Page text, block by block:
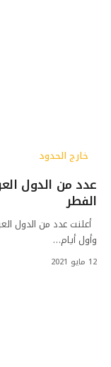
خارج الحدود
عدد من الدول
الفطر
أعلنت عدد من الدول
وأول أيام…
12 مايو 2021